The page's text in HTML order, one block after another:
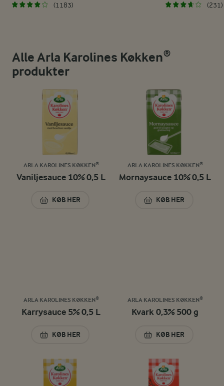
(1183) (231)
Alle Arla Karolines Køkken®
produkter
ARLA KAROLINES KØKKEN®
Vaniljesauce 10% 0,5 L
KØB HER
VANILJESAUCE 10% 0,5 L
ARLA KAROLINES KØKKEN®
Mornaysauce 10% 0,5 L
KØB HER
MORNAYSAUCE
ARLA KAROLINES KØKKEN®
Karrysauce 5% 0,5 L
KØB HER
KARRYSAUCE 5% 0,5 L
ARLA KAROLINES KØKKEN®
Kvark 0,3% 500 g
KØB HER
KVARK 0,3% 500 G